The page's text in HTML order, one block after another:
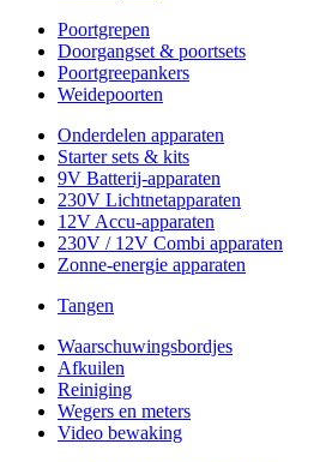
Poortgrepen
Doorgangset & poortsets
Poortgreepankers
Weidepoorten
Onderdelen apparaten
Starter sets & kits
9V Batterij-apparaten
230V Lichtnetapparaten
12V Accu-apparaten
230V / 12V Combi apparaten
Zonne-energie apparaten
Tangen
Waarschuwingsbordjes
Afkuilen
Reiniging
Wegers en meters
Video bewaking